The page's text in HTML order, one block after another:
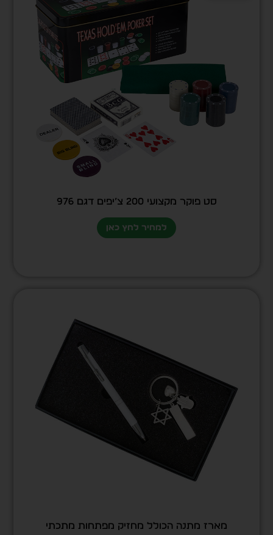
סט פוקר מקצועי 200 צ’יפים דגם 976
למחיר לחץ כאן
מארז מתנה הכולל מחזיק מפתחות מתכתי